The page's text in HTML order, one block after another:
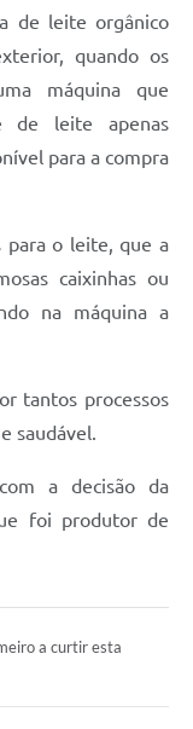
de leite orgânico
quando os
máquina que
de leite apenas
para a compra
para o leite, que a
caixinhas ou
na máquina a
tantos processos
saudável.
a decisão da
foi produtor de
a curtir esta